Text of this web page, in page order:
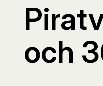
och